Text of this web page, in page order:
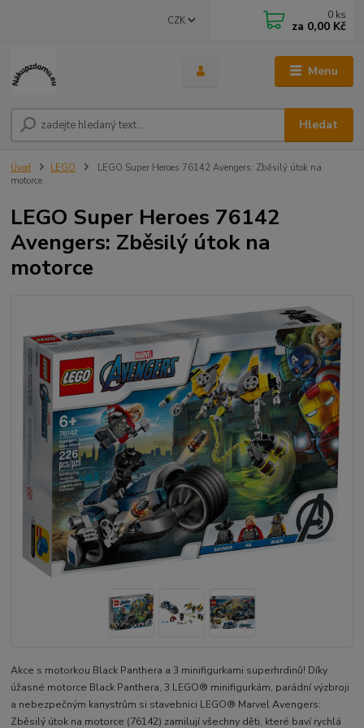
Menu
CZK
Hledat
0 ks
za 0,00 Kč
Úvod LEGO
LEGO Super Heroes 76142 Avengers: Zběsilý útok na
motorce
LEGO Super Heroes 76142
Avengers: Zběsilý útok na
motorce
Akce s motorkou Black Panthera a 3 minifigurkami superhrdinů! Díky
úžasné motorce Black Panthera, 3 LEGO® minifigurkám, parádní výzbroji
a nebezpečným kanystrům si stavebnici LEGO® Marvel Avengers:
Zběsilý útok na motorce (76142) zamilují všechny děti, které baví rychlá